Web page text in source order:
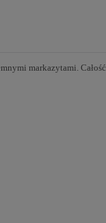
markazytami. Całość